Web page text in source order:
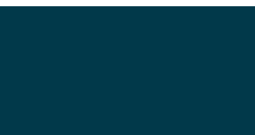
con mucho entusiasmo a vivir
la jefa de participación ciudadana